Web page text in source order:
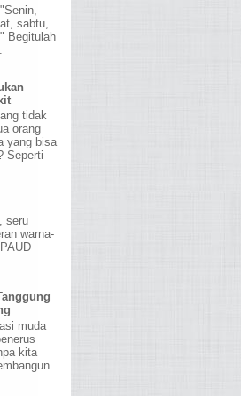
sabtu,
Begitulah
tidak
orang
yang bisa
Seperti
seru
warna-
muda
kita